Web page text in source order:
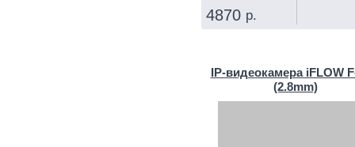
4870 р.
IP‑видеокамера iFLOW
(2.8mm)